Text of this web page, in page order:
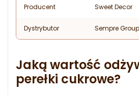
Producent Sweet Decor
Dystrybutor Sempre Group
Jaką wartość
perełki cukrowe?